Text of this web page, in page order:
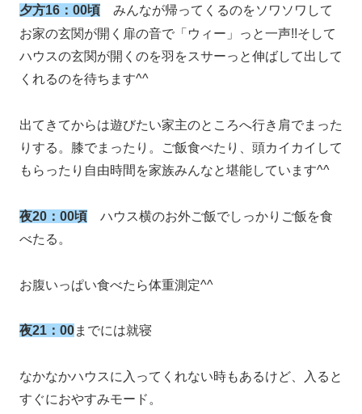
夕方16：00頃 みんなが帰ってくるのをソワソワして
お家の玄関が開く扉の音で「ウィー」っと一声!!そして
ハウスの玄関が開くのを羽をスサーっと伸ばして出して
くれるのを待ちます^^
出てきてからは遊びたい家主のところへ行き肩でまった
りする。膝でまったり。ご飯食べたり、頭カイカイして
もらったり自由時間を家族みんなと堪能しています^^
夜20：00頃 ハウス横のお外ご飯でしっかりご飯を食
べたる。
お腹いっぱい食べたら体重測定^^
夜21：00までには就寝
なかなかハウスに入ってくれない時もあるけど、入ると
すぐにおやすみモード。